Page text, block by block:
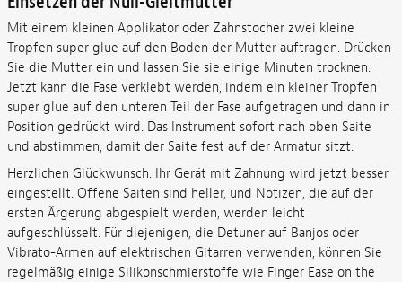
Mit einem kleinen Applikator oder Zahnstocher zwei kleine
Tropfen super glue auf den Boden der Mutter auftragen. Drücken
Sie die Mutter ein und lassen Sie sie einige Minuten trocknen.
Jetzt kann die Fase verklebt werden, indem ein kleiner Tropfen
super glue auf den unteren Teil der Fase aufgetragen und dann in
Position gedrückt wird. Das Instrument sofort nach oben Saite
und abstimmen, damit der Saite fest auf der Armatur sitzt.
Herzlichen Glückwunsch. Ihr Gerät mit Zahnung wird jetzt besser
eingestellt. Offene Saiten sind heller, und Notizen, die auf der
ersten Ärgerung abgespielt werden, werden leicht
aufgeschlüsselt. Für diejenigen, die Detuner auf Banjos oder
Vibrato-Armen auf elektrischen Gitarren verwenden, können Sie
regelmäßig einige Silikonschmierstoffe wie Finger Ease on the